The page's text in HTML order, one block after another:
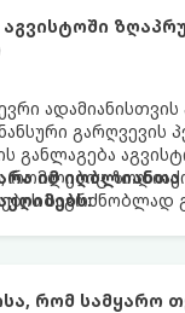
აგვისტოში
განლაგება
რომლებიც
საგრძნობლად
იმ იღბლიანთა
რომ სამყარო